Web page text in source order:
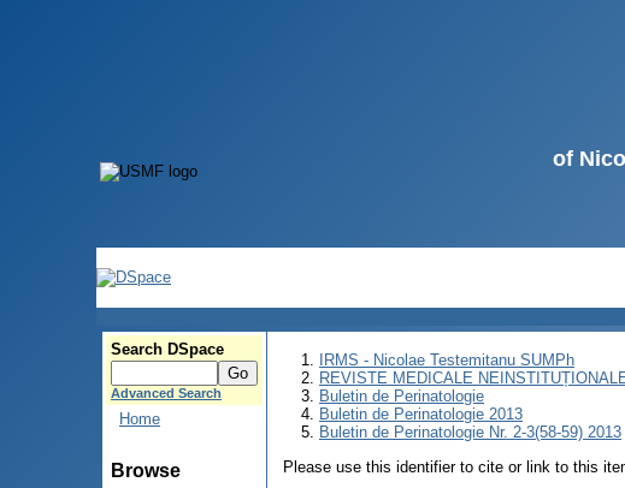
of
Search DSpace
Advanced Search
Home
Browse
IRMS - Nicolae Testemitanu SUMPh
REVISTE MEDICALE
Buletin de Perinatologie
Buletin de Perinatologie 2013
Buletin de Perinatologie Nr. 2-3(58-59) 2013
Please use this identifier to cite or link to this